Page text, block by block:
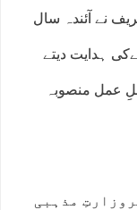
نے آئندہ سال
ہدایت دیتے
عمل منصوبہ
مذہبی